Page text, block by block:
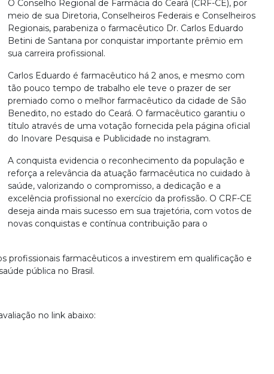
O Conselho Regional de Farmácia do Ceará (CRF-CE), por
meio de sua Diretoria, Conselheiros Federais e Conselheiros
Regionais, parabeniza o farmacêutico Dr. Carlos Eduardo
Betini de Santana por conquistar importante prêmio em
sua carreira profissional.
Carlos Eduardo é farmacêutico há 2 anos, e mesmo com
tão pouco tempo de trabalho ele teve o prazer de ser
premiado como o melhor farmacêutico da cidade de São
Benedito, no estado do Ceará. O farmacêutico garantiu o
título através de uma votação fornecida pela página oficial
do Inovare Pesquisa e Publicidade no instagram.
A conquista evidencia o reconhecimento da população e
reforça a relevância da atuação farmacêutica no cuidado à
saúde, valorizando o compromisso, a dedicação e a
excelência profissional no exercício da profissão. O CRF-CE
deseja ainda mais sucesso em sua trajetória, com votos de
novas conquistas e contínua contribuição para o
profissionais farmacêuticos a investirem em qualificação e
pública no Brasil.
no link abaixo: